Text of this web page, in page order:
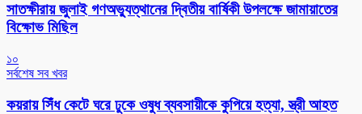
সাতক্ষীরায় জুলাই গণঅভ্যুত্থানের দ্বিতীয় বার্ষিকী উপলক্ষে জামায়াতের
বিক্ষোভ মিছিল
১০
সর্বশেষ সব খবর
কয়রায় সিঁধ কেটে ঘরে ঢুকে ওষুধ ব্যবসায়ীকে কুপিয়ে হত্যা, স্ত্রী আহত